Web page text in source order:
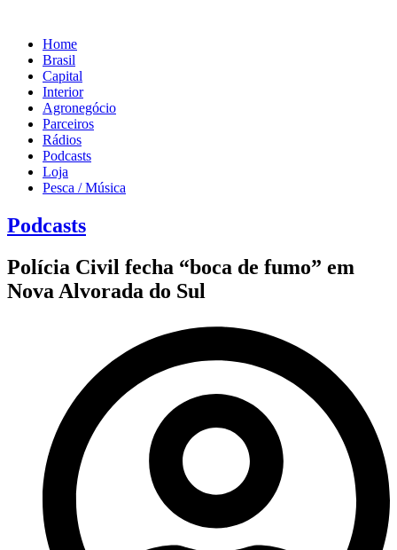
Home
Brasil
Capital
Interior
Agronegócio
Parceiros
Rádios
Podcasts
Loja
Pesca / Música
Podcasts
Polícia Civil fecha “boca de fumo” em
Nova Alvorada do Sul